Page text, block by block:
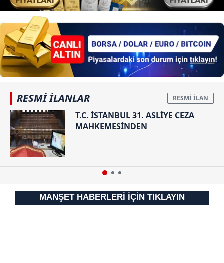
RESMİ İLANLAR
T.C. İSTANBUL 31. ASLİYE CEZA
MAHKEMESİNDEN
MANŞET HABERLERİ İÇİN TIKLAYIN